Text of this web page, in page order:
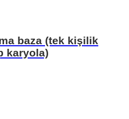
baza (tek kişilik
karyola)